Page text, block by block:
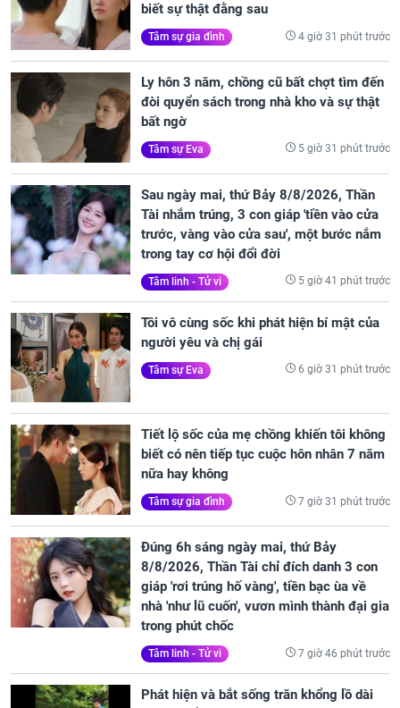
biết sự thật đằng sau
Tâm sự gia đình 4 giờ 31 phút trước
Ly hôn 3 năm, chồng cũ bất chợt tìm đến
đòi quyển sách trong nhà kho và sự thật
bất ngờ
Tâm sự Eva 5 giờ 31 phút trước
Sau ngày mai, thứ Bảy 8/8/2026, Thần
Tài nhắm trúng, 3 con giáp 'tiền vào cửa
trước, vàng vào cửa sau', một bước nắm
trong tay cơ hội đổi đời
Tâm linh - Tử vi 5 giờ 41 phút trước
Tôi vô cùng sốc khi phát hiện bí mật của
người yêu và chị gái
Tâm sự Eva 6 giờ 31 phút trước
Tiết lộ sốc của mẹ chồng khiến tôi không
biết có nên tiếp tục cuộc hôn nhân 7 năm
nữa hay không
Tâm sự gia đình 7 giờ 31 phút trước
Đúng 6h sáng ngày mai, thứ Bảy
8/8/2026, Thần Tài chỉ đích danh 3 con
giáp 'rơi trúng hố vàng', tiền bạc ùa về
nhà 'như lũ cuốn', vươn mình thành đại gia
trong phút chốc
Tâm linh - Tử vi 7 giờ 46 phút trước
Phát hiện và bắt sống trăn khổng lồ dài